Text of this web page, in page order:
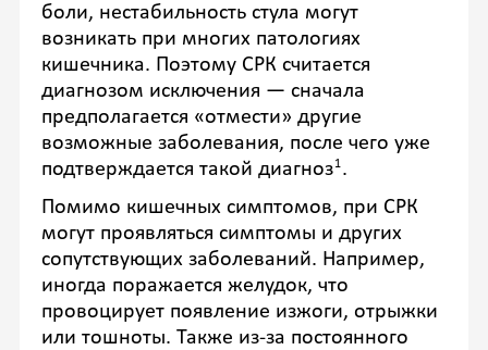
боли, нестабильность стула могут
возникать при многих патологиях
кишечника. Поэтому СРК считается
диагнозом исключения — сначала
предполагается «отмести» другие
возможные заболевания, после чего уже
подтверждается такой диагноз1.
Помимо кишечных симптомов, при СРК
могут проявляться симптомы и других
сопутствующих заболеваний. Например,
иногда поражается желудок, что
провоцирует появление изжоги, отрыжки
или тошноты. Также из-за постоянного